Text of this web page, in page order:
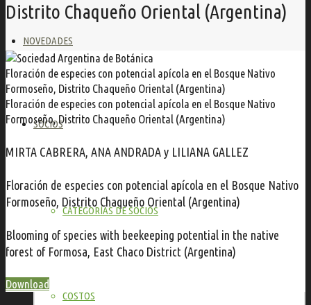
NOVEDADES
SOCIOS
CATEGORÍAS DE SOCIOS
COSTOS
Distrito Chaqueño Oriental (Argentina)
Floración de especies con potencial apícola en el Bosque Nativo
Formoseño, Distrito Chaqueño Oriental (Argentina)
Floración de especies con potencial apícola en el Bosque Nativo
Formoseño, Distrito Chaqueño Oriental (Argentina)
MIRTA CABRERA, ANA ANDRADA y LILIANA GALLEZ
Floración de especies con potencial apícola en el Bosque Nativo
Formoseño, Distrito Chaqueño Oriental (Argentina)
Blooming of species with beekeeping potential in the native
forest of Formosa, East Chaco District (Argentina)
Download